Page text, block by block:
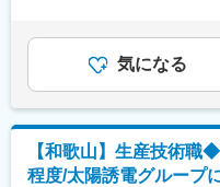
って「業務が楽になっ
■組織 3名 30代1名、
・RPA推進担当、イン
割分担されており、互
・全員が勤続10年以上
スタッフが多く、相談
【具体的な業務内容】
（2）従業員の教育・育
（3）整備業務
※入社後、3回以内に工
年収には平均インセン
昇給査定年1回賞与年2
までも目安の金額であ
す。月給(月額)は固定手
気になる
【和歌山】生産技術職
程度/太陽誘電グループ